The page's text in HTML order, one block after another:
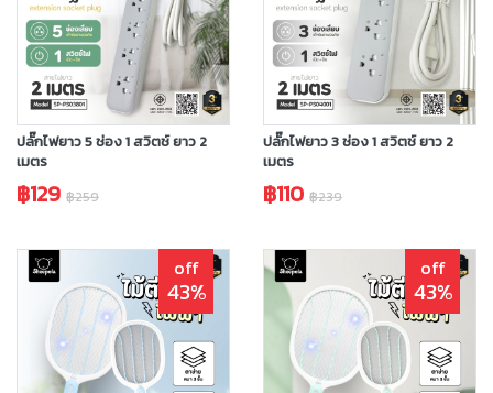
ปลั๊กไฟยาว 5 ช่อง 1 สวิตช์ ยาว 2
เมตร
฿129 ฿259
ปลั๊กไฟยาว 3 ช่อง 1 สวิตช์ ยาว 2
เมตร
฿110 ฿239
off
43%
off
43%